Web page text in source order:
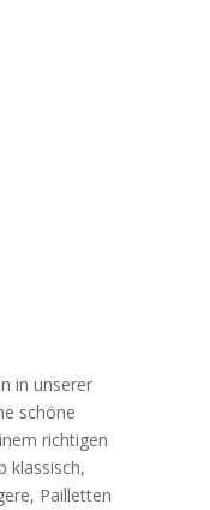
in unserer
schöne
richtigen
klassisch,
Pailletten